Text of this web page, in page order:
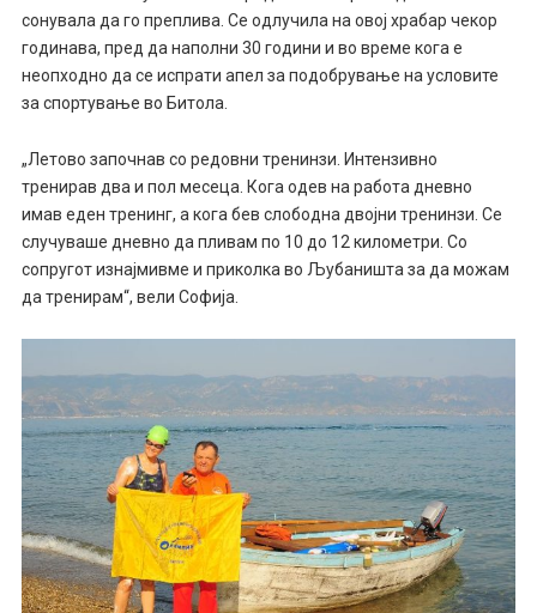
сонувала да го преплива. Се одлучила на овој храбар чекор
годинава, пред да наполни 30 години и во време кога е
неопходно да се испрати апел за подобрување на условите
за спортување во Битола.
„Летово започнав со редовни тренинзи. Интензивно
тренирав два и пол месеца. Кога одев на работа дневно
имав еден тренинг, а кога бев слободна двојни тренинзи. Се
случуваше дневно да пливам по 10 до 12 километри. Со
сопругот изнајмивме и приколка во Љубаништа за да можам
да тренирам“, вели Софија.